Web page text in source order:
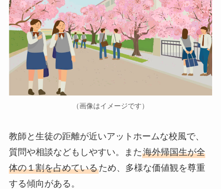
（画像はイメージです）
教師と生徒の距離が近いアットホームな校風で、
質問や相談などもしやすい。また海外帰国生が全
体の１割を占めているため、多様な価値観を尊重
する傾向がある。